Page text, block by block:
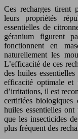
Ces recharges tirent
leurs propriétés
essentielles de
géranium figurent
fonctionnent en
naturellement les
L’efficacité de ces
des huiles
efficacité optimale et
d’irritations, il est
certifiées
huiles essentielles ont
que les insecticides
plus fréquent des